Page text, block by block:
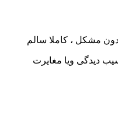
مشکل ، کاملا سالم
دیدگی ویا مغایرت